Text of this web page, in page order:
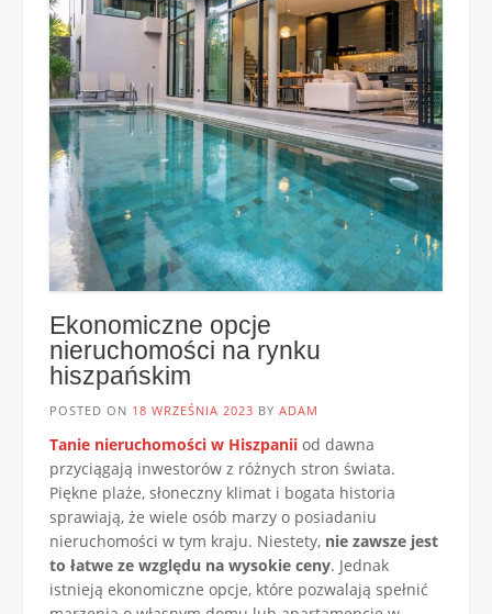
Ekonomiczne opcje
nieruchomości na rynku
hiszpańskim
POSTED ON 18 WRZEŚNIA 2023 BY ADAM
Tanie nieruchomości w Hiszpanii od dawna
przyciągają inwestorów z różnych stron świata.
Piękne plaże, słoneczny klimat i bogata historia
sprawiają, że wiele osób marzy o posiadaniu
nieruchomości w tym kraju. Niestety, nie zawsze jest
to łatwe ze względu na wysokie ceny. Jednak
istnieją ekonomiczne opcje, które pozwalają spełnić